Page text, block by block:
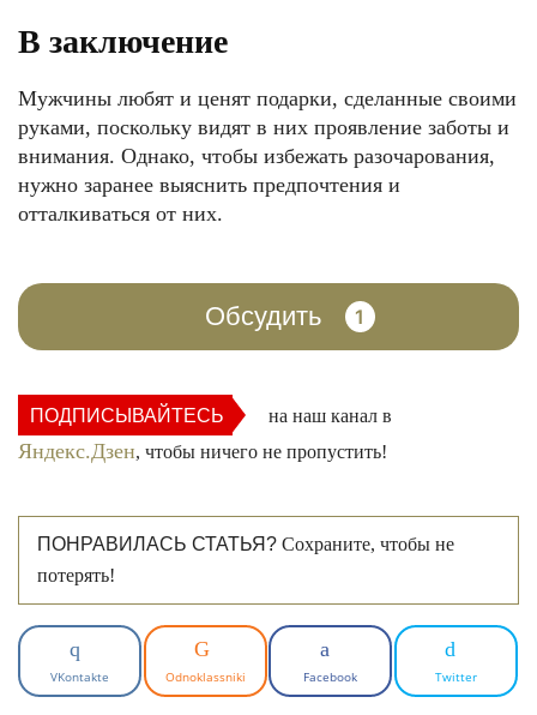
В заключение
Мужчины любят и ценят подарки, сделанные своими
руками, поскольку видят в них проявление заботы и
внимания. Однако, чтобы избежать разочарования,
нужно заранее выяснить предпочтения и
отталкиваться от них.
Обсудить 1
ПОДПИСЫВАЙТЕСЬ на наш канал в
Яндекс.Дзен, чтобы ничего не пропустить!
ПОНРАВИЛАСЬ СТАТЬЯ? Сохраните, чтобы не
потерять!
VKontakte Odnoklassniki Facebook Twitter